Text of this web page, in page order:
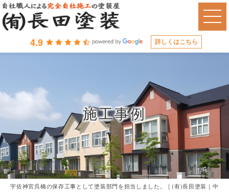
4.9 詳しくはこちら
施工事例
宇佐神宮呉橋の保存工事として塗装部門を担当しました。｜(有)長田塗装｜中